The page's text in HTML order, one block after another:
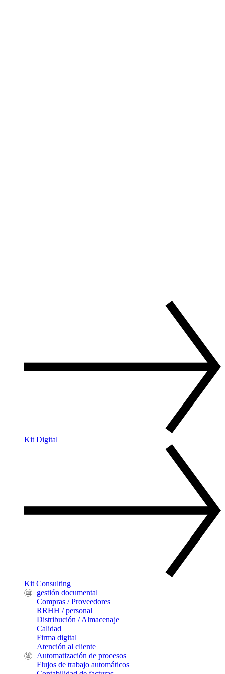
Kit Digital
Kit Consulting
gestión documental
Compras / Proveedores
RRHH / personal
Distribución / Almacenaje
Calidad
Firma digital
Atención al cliente
Automatización de procesos
Flujos de trabajo automáticos